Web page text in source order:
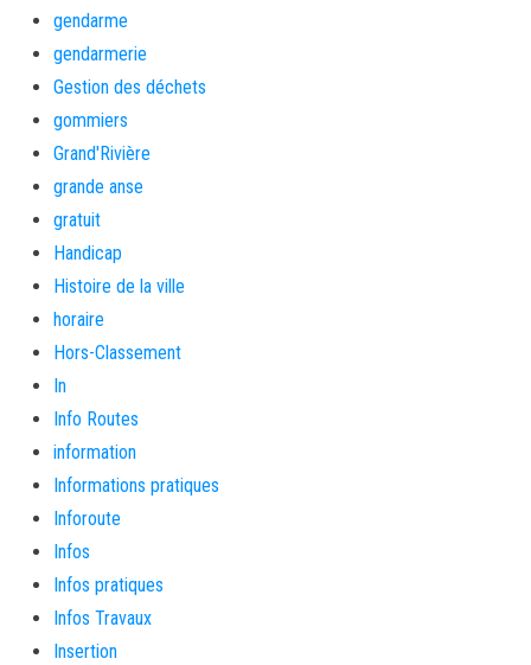
gendarme
gendarmerie
Gestion des déchets
gommiers
Grand'Rivière
grande anse
gratuit
Handicap
Histoire de la ville
horaire
Hors-Classement
In
Info Routes
information
Informations pratiques
Inforoute
Infos
Infos pratiques
Infos Travaux
Insertion